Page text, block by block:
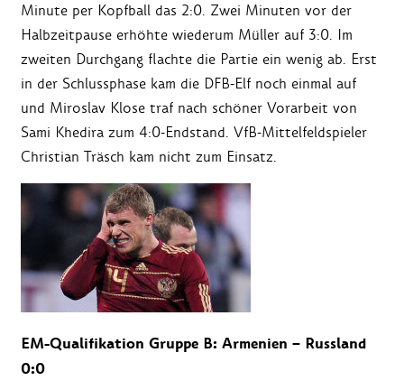
Minute per Kopfball das 2:0. Zwei Minuten vor der
Halbzeitpause erhöhte wiederum Müller auf 3:0. Im
zweiten Durchgang flachte die Partie ein wenig ab. Erst
in der Schlussphase kam die DFB-Elf noch einmal auf
und Miroslav Klose traf nach schöner Vorarbeit von
Sami Khedira zum 4:0-Endstand. VfB-Mittelfeldspieler
Christian Träsch kam nicht zum Einsatz.
EM-Qualifikation Gruppe B: Armenien – Russland
0:0